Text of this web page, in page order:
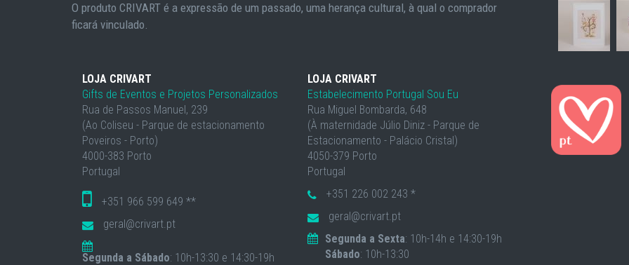
O produto CRIVART é a expressão de um passado, uma herança cultural, à qual o comprador
ficará vinculado.
LOJA CRIVART
Gifts de Eventos e Projetos Personalizados
Rua de Passos Manuel, 239
(Ao Coliseu - Parque de estacionamento
Poveiros - Porto)
4000-383 Porto
Portugal
+351 966 599 649 **
geral@crivart.pt
Segunda a Sábado: 10h-13:30 e 14:30-19h
LOJA CRIVART
Estabelecimento Portugal Sou Eu
Rua Miguel Bombarda, 648
(À maternidade Júlio Diniz - Parque de
Estacionamento - Palácio Cristal)
4050-379 Porto
Portugal
+351 226 002 243 *
geral@crivart.pt
Segunda a Sexta: 10h-14h e 14:30-19h
Sábado: 10h-13:30